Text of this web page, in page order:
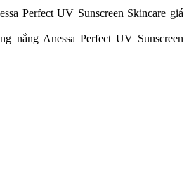
Perfect UV Sunscreen Skincare giá
nắng Anessa Perfect UV Sunscreen